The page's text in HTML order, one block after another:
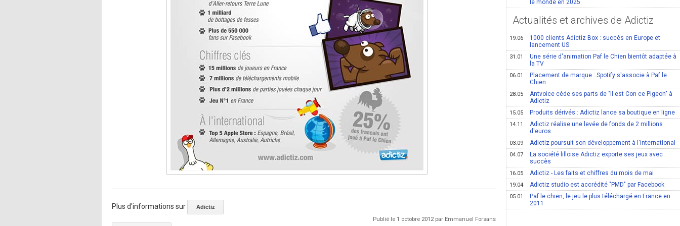
Plus d'informations sur Adictiz
Publié le 1 octobre 2012 par Emmanuel Forsans
le monde en 2025
Actualités et archives de Adictiz
19.06
1000 clients Adictiz Box : succès en Europe et
lancement US
31.01
Une série d'animation Paf le Chien bientôt adaptée à
la TV
06.01
Placement de marque : Spotify s'associe à Paf le
Chien
28.05
Antvoice cède ses parts de "Il est Con ce Pigeon" à
Adictiz
15.05 Produits dérivés : Adictiz lance sa boutique en ligne
14.11
Adictiz réalise une levée de fonds de 2 millions
d'euros
03.09 Adictiz poursuit son développement à l'international
04.07
La société lilloise Adictiz exporte ses jeux avec
succès
16.05 Adictiz - Les faits et chiffres du mois de mai
19.04 Adictiz studio est accrédité "PMD" par Facebook
05.01
Paf le chien, le jeu le plus téléchargé en France en
2011